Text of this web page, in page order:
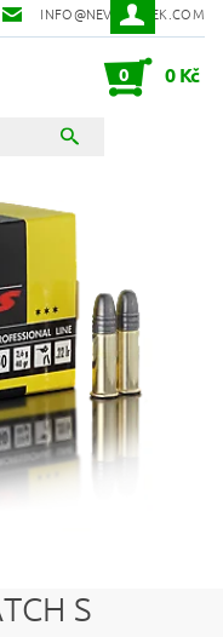
INFO@NEVORANEK.COM
0 0 Kč
S